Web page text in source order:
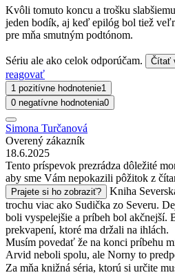
Kvôli tomuto koncu a trošku
jeden bodík, aj keď epilóg bol tiež
pre mňa smutným podtónom.
Sériu ale ako celok odporúčam. Čítať
reagovať
1 pozitívne hodnotenie1
0 negatívne hodnotenia0
Simona Turčanová
Overený zákazník
18.6.2025
Tento príspevok prezrádza dôležité
aby sme Vám nepokazili pôžitok z
Prajete si ho zobraziť?
Kniha
trochu viac ako Sudička zo Severu.
boli vyspelejšie a príbeh bol akčnejší.
prekvapení, ktoré ma držali na ihlách.
Musím povedať že na konci príbehu
Arvid neboli spolu, ale Norny to
Za mňa knižná séria, ktorú si určite